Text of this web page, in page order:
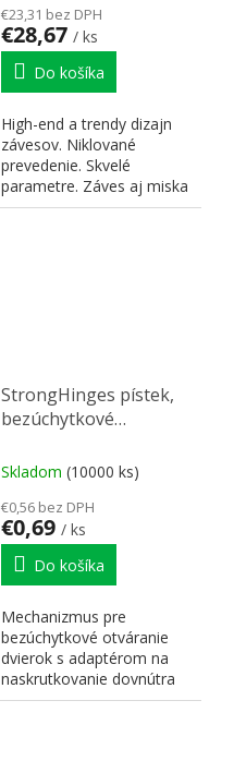
€23,31 bez DPH
€28,67 / ks
Do košíka
High-end a trendy dizajn
závesov. Niklované
prevedenie. Skvelé
parametre. Záves aj miska
zafrézovaný do korpusu
StrongHinges pístek,
bezúchytkové
magnet, adaptér, biela
Skladom (10000 ks)
€0,56 bez DPH
€0,69 / ks
Do košíka
Mechanizmus pre
bezúchytkové otváranie
dvierok s adaptérom na
naskrutkovanie dovnútra
korpusu, s magnetom.